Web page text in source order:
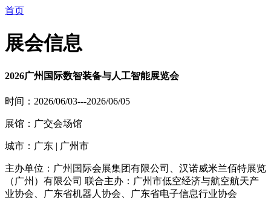
首页
展会信息
2026广州国际数智装备与人工智能展览会
时间：2026/06/03---2026/06/05
展馆：广交会场馆
城市：广东 | 广州市
主办单位：广州国际会展集团有限公司、汉诺威米兰佰特展览
（广州）有限公司 联合主办：广州市低空经济与航空航天产
业协会、广东省机器人协会、广东省电子信息行业协会